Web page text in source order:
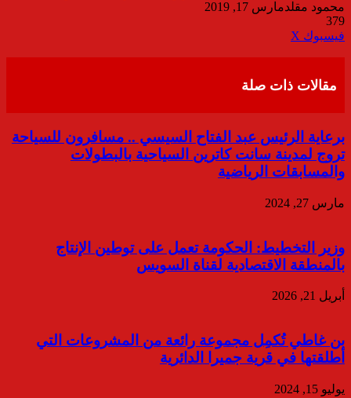
محمود مقلدمارس 17, 2019
379
فيسبوك ‫X
مقالات ذات صلة
برعاية الرئيس عبد الفتاح السيسي .. مسافرون للسياحة
تروج لمدينة سانت كاترين السياحية بالبطولات
والمسابقات الرياضية
مارس 27, 2024
وزير التخطيط: الحكومة تعمل على توطين الإنتاج
بالمنطقة الاقتصادية لقناة السويس
أبريل 21, 2026
بن غاطي تُكمِل مجموعة رائعة من المشروعات التي
أطلقتها في قرية جميرا الدائرية
يوليو 15, 2024